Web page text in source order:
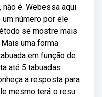
é. Webessa aqui
número por ele
se mostre mais
uma forma
em função de
até 5 tabuadas
a resposta para
mesmo terá o resu.